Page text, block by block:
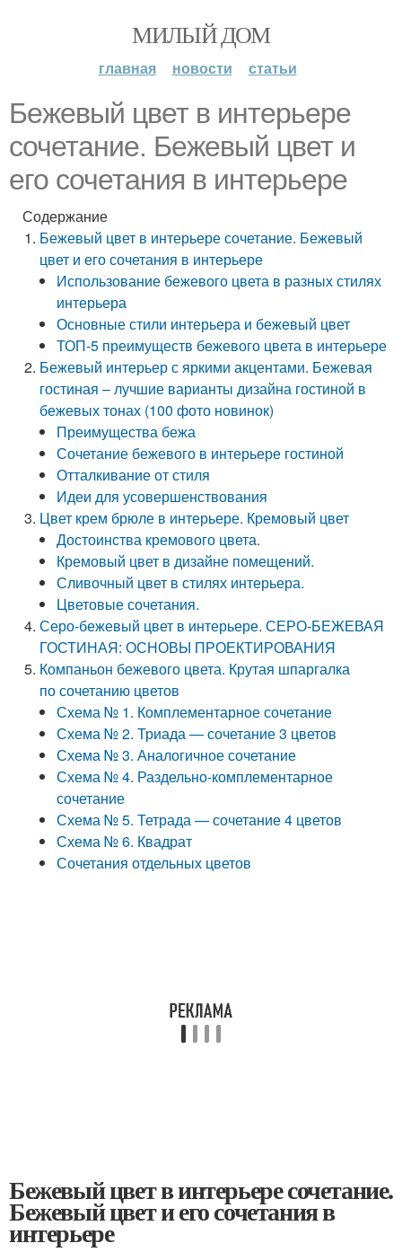
МИЛЫЙ ДОМ
главная новости статьи
Бежевый цвет в интерьере
сочетание. Бежевый цвет и
его сочетания в интерьере
Содержание
Бежевый цвет в интерьере сочетание. Бежевый
цвет и его сочетания в интерьере
Использование бежевого цвета в разных стилях
интерьера
Основные стили интерьера и бежевый цвет
ТОП-5 преимуществ бежевого цвета в интерьере
Бежевый интерьер с яркими акцентами. Бежевая
гостиная – лучшие варианты дизайна гостиной в
бежевых тонах (100 фото новинок)
Преимущества бежа
Сочетание бежевого в интерьере гостиной
Отталкивание от стиля
Идеи для усовершенствования
Цвет крем брюле в интерьере. Кремовый цвет
Достоинства кремового цвета.
Кремовый цвет в дизайне помещений.
Сливочный цвет в стилях интерьера.
Цветовые сочетания.
Серо-бежевый цвет в интерьере. СЕРО-БЕЖЕВАЯ
ГОСТИНАЯ: ОСНОВЫ ПРОЕКТИРОВАНИЯ
Компаньон бежевого цвета. Крутая шпаргалка
по сочетанию цветов
Схема № 1. Комплементарное сочетание
Схема № 2. Триада — сочетание 3 цветов
Схема № 3. Аналогичное сочетание
Схема № 4. Раздельно-комплементарное
сочетание
Схема № 5. Тетрада — сочетание 4 цветов
Схема № 6. Квадрат
Сочетания отдельных цветов
Бежевый цвет в интерьере сочетание.
Бежевый цвет и его сочетания в
интерьере